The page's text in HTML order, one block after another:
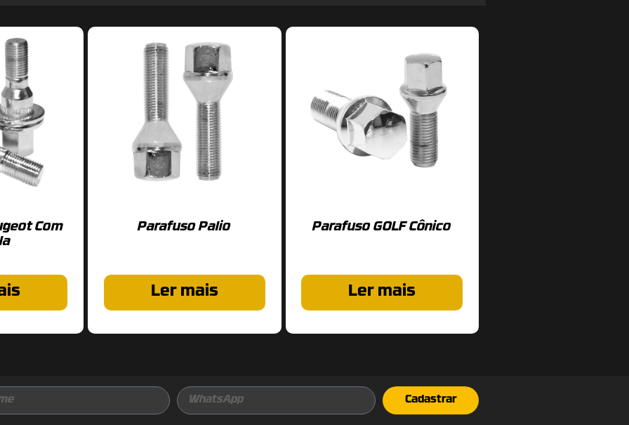
Com
Parafuso Palio
Ler mais
Parafuso GOLF Cônico
Ler mais
Cadastrar